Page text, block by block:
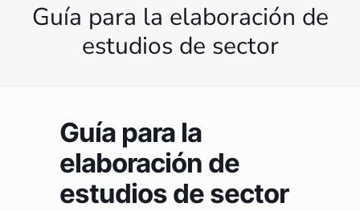
Guía para la elaboración de
estudios de sector
Guía para la
elaboración de
estudios de sector